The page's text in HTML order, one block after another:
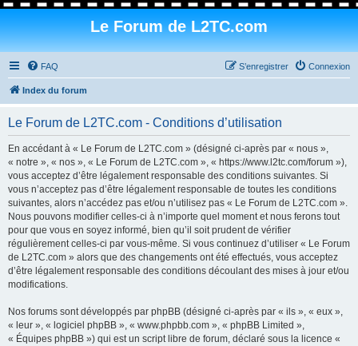
Le Forum de L2TC.com
FAQ Connexion
S’enregistrer
Index du forum
Le Forum de L2TC.com - Conditions d’utilisation
En accédant à « Le Forum de L2TC.com » (désigné ci-après par « nous »,
« notre », « nos », « Le Forum de L2TC.com », « https://www.l2tc.com/forum »),
vous acceptez d’être légalement responsable des conditions suivantes. Si
vous n’acceptez pas d’être légalement responsable de toutes les conditions
suivantes, alors n’accédez pas et/ou n’utilisez pas « Le Forum de L2TC.com ».
Nous pouvons modifier celles-ci à n’importe quel moment et nous ferons tout
pour que vous en soyez informé, bien qu’il soit prudent de vérifier
régulièrement celles-ci par vous-même. Si vous continuez d’utiliser « Le Forum
de L2TC.com » alors que des changements ont été effectués, vous acceptez
d’être légalement responsable des conditions découlant des mises à jour et/ou
modifications.
Nos forums sont développés par phpBB (désigné ci-après par « ils », « eux »,
« leur », « logiciel phpBB », « www.phpbb.com », « phpBB Limited »,
« Équipes phpBB ») qui est un script libre de forum, déclaré sous la licence «